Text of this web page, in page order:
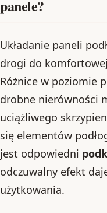
panele?
Układanie paneli
drogi do
Różnice w poziomie
drobne nierówności
uciążliwego
się elementów
jest odpowiedni
odczuwalny efekt
użytkowania.